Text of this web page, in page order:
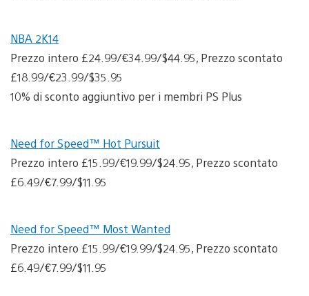
NBA 2K14
Prezzo intero £24.99/€34.99/$44.95, Prezzo scontato
£18.99/€23.99/$35.95
10% di sconto aggiuntivo per i membri PS Plus
Need for Speed™ Hot Pursuit
Prezzo intero £15.99/€19.99/$24.95, Prezzo scontato
£6.49/€7.99/$11.95
Need for Speed™ Most Wanted
Prezzo intero £15.99/€19.99/$24.95, Prezzo scontato
£6.49/€7.99/$11.95